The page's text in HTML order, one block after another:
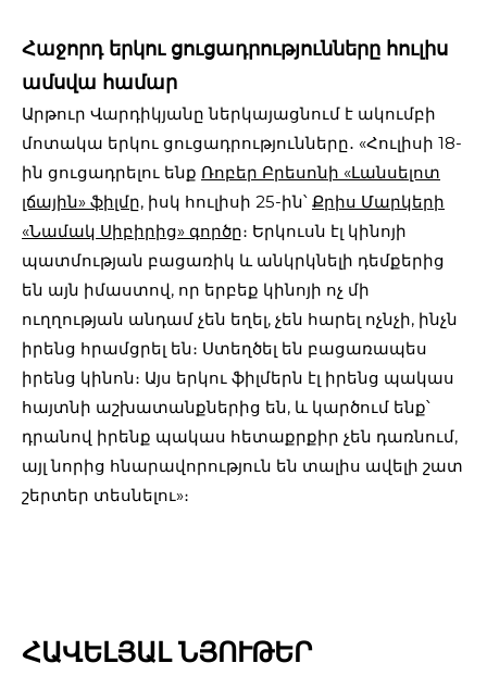
Հաջորդ երկու ցուցադրությունները հուլիս
ամսվա համար
Արթուր Վարդիկյանը ներկայացնում է ակումբի
մոտակա երկու ցուցադրությունները․ «Հուլիսի 18-
ին ցուցադրելու ենք Ռոբեր Բրեսոնի «Լանսելոտ
լճային» ֆիլմը, իսկ հուլիսի 25-ին՝ Քրիս Մարկերի
«Նամակ Սիբիրից» գործը։ Երկուսն էլ կինոյի
պատմության բացառիկ և անկրկնելի դեմքերից
են այն իմաստով, որ երբեք կինոյի ոչ մի
ուղղության անդամ չեն եղել, չեն հարել ոչնչի, ինչն
իրենց հրամցրել են։ Ստեղծել են բացառապես
իրենց կինոն։ Այս երկու ֆիլմերն էլ իրենց պակաս
հայտնի աշխատանքներից են, և կարծում ենք՝
դրանով իրենք պակաս հետաքրքիր չեն դառնում,
այլ նորից հնարավորություն են տալիս ավելի շատ
շերտեր տեսնելու»։
ՀԱՎԵԼՅԱԼ ՆՅՈՒԹԵՐ